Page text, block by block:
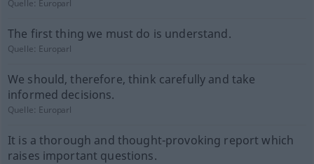
Quelle: Europarl
The first thing we must do is understand.
Quelle: Europarl
We should, therefore, think carefully and take
informed decisions.
Quelle: Europarl
It is a thorough and thought-provoking report which
raises important questions.